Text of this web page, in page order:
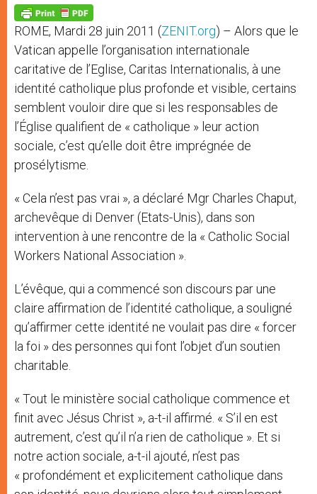
p
p
g
e
r
o
k
ROME, Mardi 28 juin 2011 (ZENIT.org) – Alors que le
Vatican appelle l’organisation internationale
caritative de l’Eglise, Caritas Internationalis, à une
identité catholique plus profonde et visible, certains
semblent vouloir dire que si les responsables de
l’Église qualifient de « catholique » leur action
sociale, c’est qu’elle doit être imprégnée de
prosélytisme.
« Cela n’est pas vrai », a déclaré Mgr Charles Chaput,
archevêque di Denver (Etats-Unis), dans son
intervention à une rencontre de la « Catholic Social
Workers National Association ».
L’évêque, qui a commencé son discours par une
claire affirmation de l’identité catholique, a souligné
qu’affirmer cette identité ne voulait pas dire « forcer
la foi » des personnes qui font l’objet d’un soutien
charitable.
« Tout le ministère social catholique commence et
finit avec Jésus Christ », a-t-il affirmé. « S’il en est
autrement, c’est qu’il n’a rien de catholique ». Et si
notre action sociale, a-t-il ajouté, n’est pas
« profondément et explicitement catholique dans